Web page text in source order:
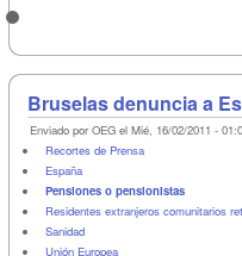
Bruselas denuncia a
Enviado por OEG el Mié, 16/02/2011 -
Recortes de Prensa
España
Pensiones o pensionistas
Residentes extranjeros comunitarios
Sanidad
Unión Europea